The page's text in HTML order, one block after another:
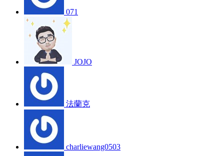
071
JOJO
法蘭克
charliewang0503